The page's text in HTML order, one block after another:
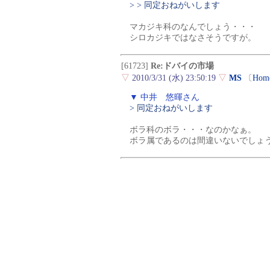
> > 同定おねがいします
マカジキ科のなんでしょう・・・
シロカジキではなさそうですが。
[61723] Re:ドバイの市場
▽ 2010/3/31 (水) 23:50:19 ▽ MS 〔
▼ 中井 悠暉さん
> 同定おねがいします
ボラ科のボラ・・・なのかなぁ。
ボラ属であるのは間違いないでしょ